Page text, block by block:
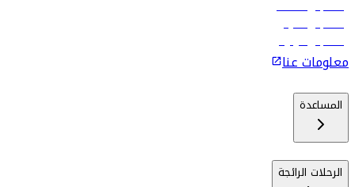
رحلات إلى مسقط
رحلات إلى ماليه
رحلات إلى كولومبو
معلومات عنا
المساعدة
الرحلات الرائجة